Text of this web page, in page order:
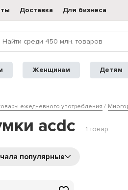
Доставка Для бизнеса
Женщинам Детям
ежедневного употребления
acdc 1 товар
популярные